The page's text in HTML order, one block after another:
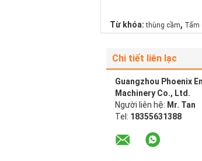
Từ khóa: thùng cầm, Tấm
Chi tiết liên lạc
Guangzhou Phoenix
Machinery Co., Ltd.
Người liên hệ: Mr. Tan
Tel: 18355631388